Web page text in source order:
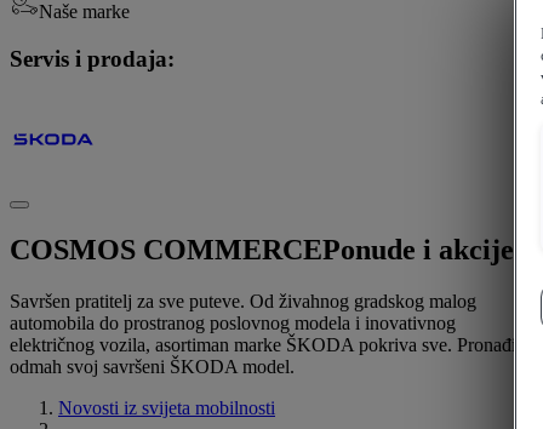
Naše marke
Servis i prodaja:
COSMOS COMMERCEPonude i akcije
Savršen pratitelj za sve puteve. Od živahnog gradskog malog
automobila do prostranog poslovnog modela i inovativnog
električnog vozila, asortiman marke ŠKODA pokriva sve. Pronađite
odmah svoj savršeni ŠKODA model.
Novosti iz svijeta mobilnosti